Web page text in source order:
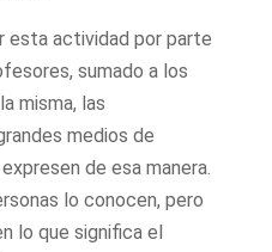
esta actividad por parte
sumado a los
misma, las
medios de
de esa manera.
lo conocen, pero
lo que significa el